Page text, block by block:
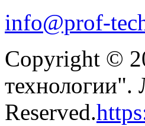
info@prof-
Copyright ©
Reserved.